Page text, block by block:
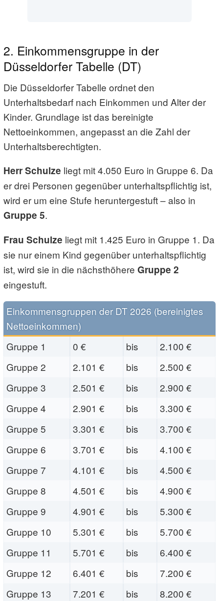
2. Einkommensgruppe in der
Düsseldorfer Tabelle (DT)
Die Düsseldorfer Tabelle ordnet den
Unterhaltsbedarf nach Einkommen und Alter der
Kinder. Grundlage ist das bereinigte
Nettoeinkommen, angepasst an die Zahl der
Unterhaltsberechtigten.
Herr Schulze liegt mit 4.050 Euro in Gruppe 6. Da
er drei Personen gegenüber unterhaltspflichtig ist,
wird er um eine Stufe heruntergestuft – also in
Gruppe 5.
Frau Schulze liegt mit 1.425 Euro in Gruppe 1. Da
sie nur einem Kind gegenüber unterhaltspflichtig
ist, wird sie in die nächsthöhere Gruppe 2
eingestuft.
Einkommensgruppen der DT 2026 (bereinigtes
Nettoeinkommen)
Gruppe 1
0 € bis
2.100 €
Gruppe 2
2.101 € bis
2.500 €
Gruppe 3
2.501 € bis
2.900 €
Gruppe 4
2.901 € bis
3.300 €
Gruppe 5
3.301 € bis
3.700 €
Gruppe 6
3.701 € bis
4.100 €
Gruppe 7
4.101 € bis
4.500 €
Gruppe 8
4.501 € bis
4.900 €
Gruppe 9
4.901 € bis
5.300 €
Gruppe 10
5.301 € bis
5.700 €
Gruppe 11
5.701 € bis
6.400 €
Gruppe 12
6.401 € bis
7.200 €
Gruppe 13
7.201 € bis
8.200 €